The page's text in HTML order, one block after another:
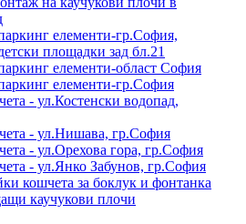
елементи-гр.София,
площадки зад бл.21
елементи-област София
елементи-гр.София
- ул.Костенски водопад,
- ул.Нишава, гр.София
- ул.Орехова гора, гр.София
- ул.Янко Забунов, гр.София
кошчета за боклук и фонтанка
каучукови плочи